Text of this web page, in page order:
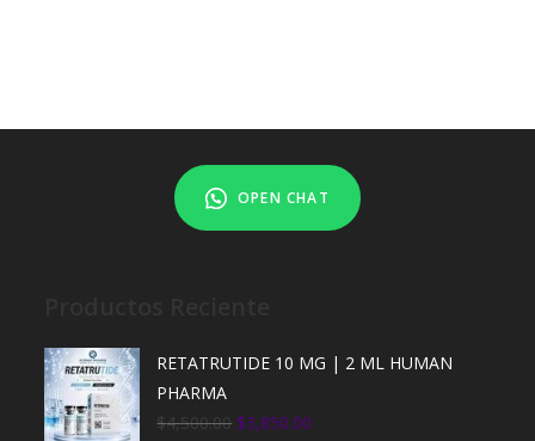
OPEN CHAT
RETATRUTIDE 10 MG | 2 ML HUMAN
PHARMA
$4,500.00 $3,850.00